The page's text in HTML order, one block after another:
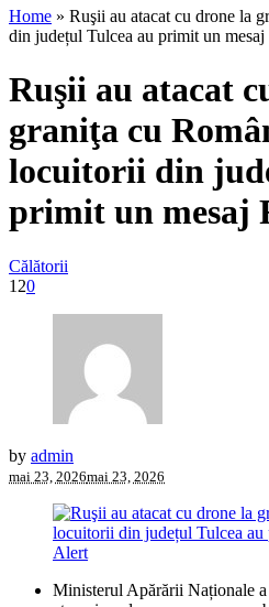
Home » Ruşii au atacat cu drone la
din județul Tulcea au primit un
Ruşii au atacat
graniţa cu
locuitorii din
primit un mesaj
Călătorii
120
by admin
mai 23, 2026mai 23, 2026
Ministerul Apărării Naționale a